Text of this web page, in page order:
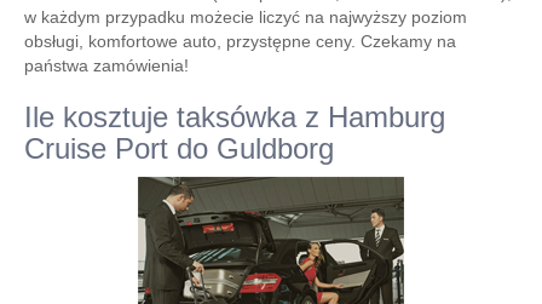
w każdym przypadku możecie liczyć na najwyższy poziom
obsługi, komfortowe auto, przystępne ceny. Czekamy na
państwa zamówienia!
Ile kosztuje taksówka z Hamburg
Cruise Port do Guldborg